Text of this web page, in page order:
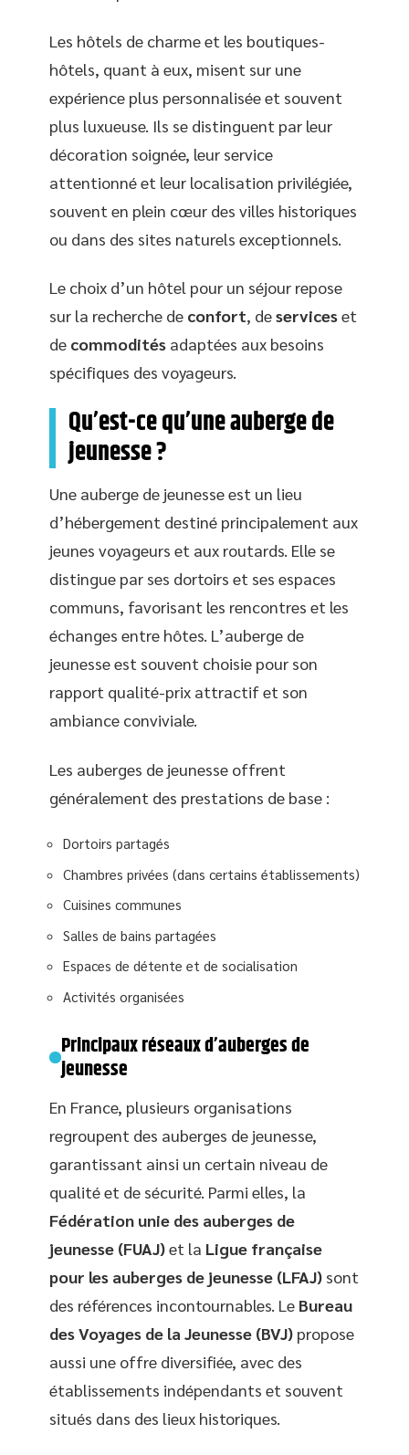
Les hôtels de charme et les boutiques-
hôtels, quant à eux, misent sur une
expérience plus personnalisée et souvent
plus luxueuse. Ils se distinguent par leur
décoration soignée, leur service
attentionné et leur localisation privilégiée,
souvent en plein cœur des villes historiques
ou dans des sites naturels exceptionnels.
Le choix d’un hôtel pour un séjour repose
sur la recherche de confort, deserviceset
de commodités adaptées aux besoins
spécifiques des voyageurs.
Qu’est-ce qu’une auberge de
jeunesse ?
Une auberge de jeunesse est un lieu
d’hébergement destiné principalement aux
jeunes voyageurs et aux routards. Elle se
distingue par ses dortoirs et ses espaces
communs, favorisant les rencontres et les
échanges entre hôtes. L’auberge de
jeunesse est souvent choisie pour son
rapport qualité-prix attractif et son
ambiance conviviale.
Les auberges de jeunesse offrent
généralement des prestations de base :
Dortoirs partagés
Chambres privées (dans certains établissements)
Cuisines communes
Salles de bains partagées
Espaces de détente et de socialisation
Activités organisées
Principaux réseaux d’auberges de
jeunesse
En France, plusieurs organisations
regroupent des auberges de jeunesse,
garantissant ainsi un certain niveau de
qualité et de sécurité. Parmi elles, la
Fédération unie des auberges de
jeunesse (FUAJ)et la Ligue française
pour les auberges de jeunesse (LFAJ) sont
des références incontournables. Le Bureau
des Voyages de la Jeunesse (BVJ) propose
aussi une offre diversifiée, avec des
établissements indépendants et souvent
situés dans des lieux historiques.